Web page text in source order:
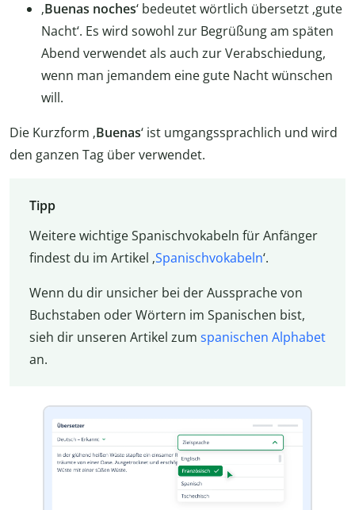
‚Buenas noches‘ bedeutet wörtlich übersetzt ‚gute
Nacht‘. Es wird sowohl zur Begrüßung am späten
Abend verwendet als auch zur Verabschiedung,
wenn man jemandem eine gute Nacht wünschen
will.
Die Kurzform ‚Buenas‘ ist umgangssprachlich und wird
den ganzen Tag über verwendet.
Tipp
Weitere wichtige Spanischvokabeln für Anfänger
findest du im Artikel ‚Spanischvokabeln‘.
Wenn du dir unsicher bei der Aussprache von
Buchstaben oder Wörtern im Spanischen bist,
sieh dir unseren Artikel zum spanischen Alphabet
an.